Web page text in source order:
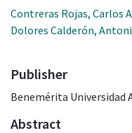
Contreras Rojas, Carlos
Dolores Calderón,
Publisher
Benemérita Universidad
Abstract